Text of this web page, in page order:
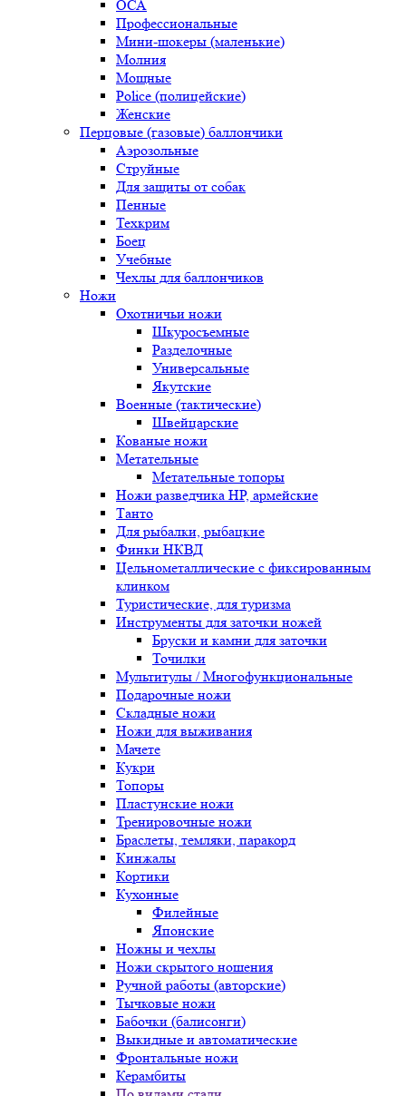
ОСА
Профессиональные
Мини-шокеры (маленькие)
Молния
Мощные
Police (полицейские)
Женские
Перцовые (газовые) баллончики
Аэрозольные
Струйные
Для защиты от собак
Пенные
Техкрим
Боец
Учебные
Чехлы для баллончиков
Ножи
Охотничьи ножи
Шкуросъемные
Разделочные
Универсальные
Якутские
Военные (тактические)
Швейцарские
Кованые ножи
Метательные
Метательные топоры
Ножи разведчика НР, армейские
Танто
Для рыбалки, рыбацкие
Финки НКВД
Цельнометаллические с фиксированным
клинком
Туристические, для туризма
Инструменты для заточки ножей
Бруски и камни для заточки
Точилки
Мультитулы / Многофункциональные
Подарочные ножи
Складные ножи
Ножи для выживания
Мачете
Кукри
Топоры
Пластунские ножи
Тренировочные ножи
Браслеты, темляки, паракорд
Кинжалы
Кортики
Кухонные
Филейные
Японские
Ножны и чехлы
Ножи скрытого ношения
Ручной работы (авторские)
Тычковые ножи
Бабочки (балисонги)
Выкидные и автоматические
Фронтальные ножи
Керамбиты